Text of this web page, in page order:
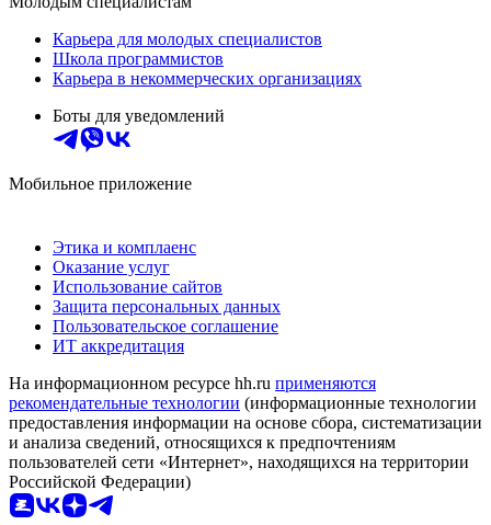
Карьера для молодых специалистов
Школа программистов
Карьера в некоммерческих организациях
Боты для уведомлений
Мобильное приложение
Этика и комплаенс
Оказание услуг
Использование сайтов
Защита персональных данных
Пользовательское соглашение
ИТ аккредитация
На информационном ресурсе hh.ru применяются
рекомендательные технологии (информационные технологии
предоставления информации на основе сбора, систематизации
и анализа сведений, относящихся к предпочтениям
пользователей сети «Интернет», находящихся на территории
Российской Федерации)